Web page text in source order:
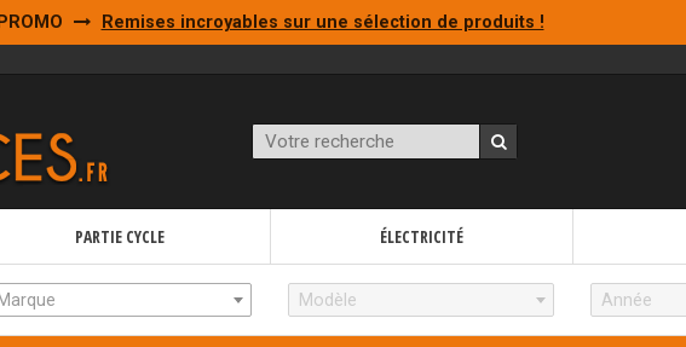
PROMO Remises incroyables sur une sélection de produits !
PARTIE CYCLE ÉLECTRICITÉ
Marque Modèle Année